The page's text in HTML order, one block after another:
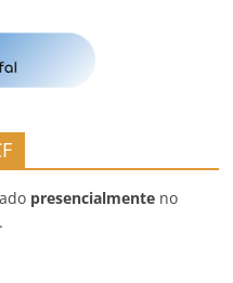
presencialmente no